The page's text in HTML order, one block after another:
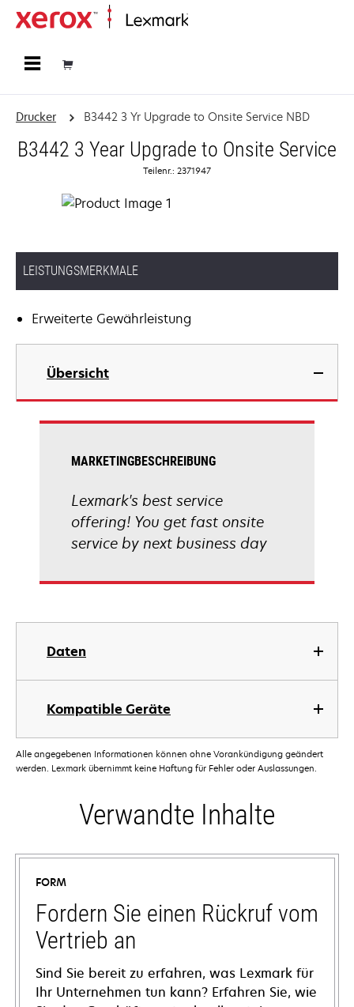
Drucker B3442 3 Yr Upgrade to Onsite Service NBD
B3442 3 Year Upgrade to Onsite Service
Teilenr.: 2371947
LEISTUNGSMERKMALE
Erweiterte Gewährleistung
Übersicht
Daten
Kompatible Geräte
MARKETINGBESCHREIBUNG
Lexmark's best service
offering! You get fast onsite
service by next business day
Alle angegebenen Informationen können ohne Vorankündigung geändert
werden. Lexmark übernimmt keine Haftung für Fehler oder Auslassungen.
Verwandte Inhalte
FORM
Fordern Sie einen Rückruf vom
Vertrieb an
Sind Sie bereit zu erfahren, was Lexmark für
Ihr Unternehmen tun kann? Erfahren Sie, wie